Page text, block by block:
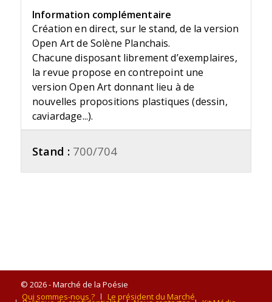
Information complémentaire
Création en direct, sur le stand, de la version
Open Art de Solène Planchais.
Chacune disposant librement d’exemplaires,
la revue propose en contrepoint une
version Open Art donnant lieu à de
nouvelles propositions plastiques (dessin,
caviardage...).
Stand : 700/704
© 2026 - Marché de la Poésie
Qui sommes-nous ?
Le président du Marché